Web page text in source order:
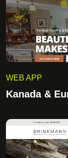
WEB APP
Kanada &